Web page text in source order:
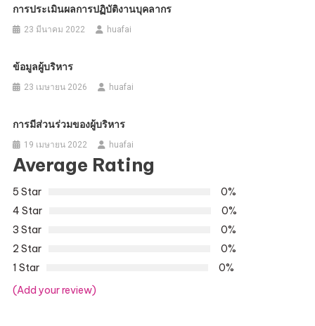
การประเมินผลการปฏิบัติงานบุคลากร
23 มีนาคม 2022 huafai
ข้อมูลผู้บริหาร
23 เมษายน 2026 huafai
การมีส่วนร่วมของผู้บริหาร
19 เมษายน 2022 huafai
Average Rating
5 Star
0%
4 Star
0%
3 Star
0%
2 Star
0%
1 Star
0%
(Add your review)